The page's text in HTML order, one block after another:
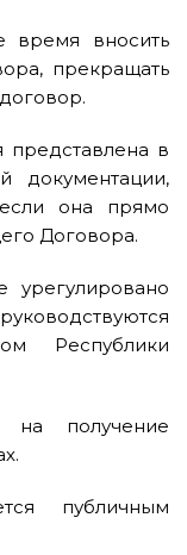
время вносить
прекращать
представлена в
документации,
она прямо
Договора.
урегулировано
Республики
на получение
публичным